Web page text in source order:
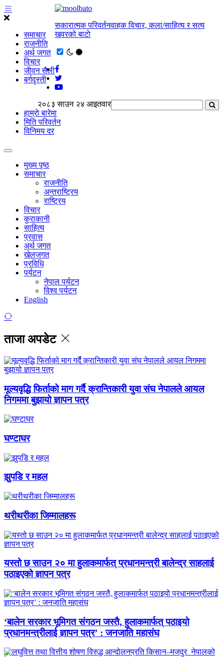
समाचार
राजनीति
अर्थ जगत
विचार
जीवन सैली
बर्गदृस्ती
सकारात्मक परिवर्तनवाहक विचार, कला/साहित्य र सत्य
खवरको बाटाे
२०८३ साउन २४ आइतवार
हाम्राे बारेमा
मिति परिवर्तन
विनिमय दर
मुख्य पृष्ठ
समाचार
राजनीति
अन्तराष्ट्रिय
राष्ट्रिय
विचार
कुराकानी
साहित्य
प्रवास
अर्थ जगत
खेलजगत
प्रविधि
पर्यटन
नेपाल पर्यटन
विश्व पर्यटन
English
ताजा अपडेट
मूल्यवृद्धि फिर्ताको माग गर्दै क्रान्तिकारी युवा संघ नेपालले आयल
निगममा बुझायो ज्ञापन पत्र
घण्टाघर
झुपडि र महल
थरीथरीका जिम्मालहरू
यस्तो छ साउन २० मा हुलाकमार्फत् प्रधानमन्त्री बालेन्द्र साहलाई
पठाइएको ज्ञापन पत्र
‘बालेन सरकार भूमिगत संगठन जस्तै, हुलाकमार्फत् पठाइयो
प्रधानमन्त्रीलाई ज्ञापन पत्र’ : जनजाति महासंघ